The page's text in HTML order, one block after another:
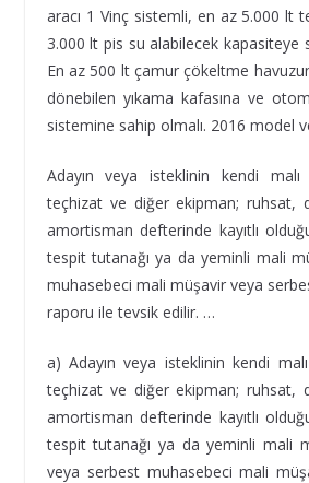
aracı 1 Vinç sistemli, en az 5.000 lt
3.000 lt pis su alabilecek kapasiteye
En az 500 lt çamur çökeltme
dönebilen yıkama kafasına ve
sistemine sahip olmalı. 2016 model
Adayın veya isteklinin kendi
teçhizat ve diğer ekipman; ruhsat,
amortisman defterinde kayıtlı
tespit tutanağı ya da yeminli mali
muhasebeci mali müşavir veya
raporu ile tevsik edilir. …
a) Adayın veya isteklinin kendi
teçhizat ve diğer ekipman; ruhsat,
amortisman defterinde kayıtlı
tespit tutanağı ya da yeminli mali
veya serbest muhasebeci mali